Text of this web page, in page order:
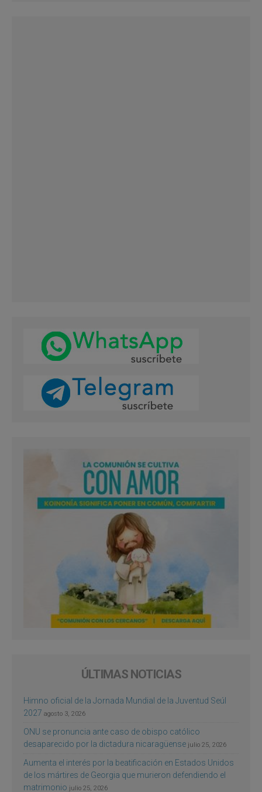
ÚLTIMAS NOTICIAS
Himno oficial de la Jornada Mundial de la Juventud Seúl
2027 agosto 3, 2026
ONU se pronuncia ante caso de obispo católico
desaparecido por la dictadura nicaragüense julio 25, 2026
Aumenta el interés por la beatificación en Estados Unidos
de los mártires de Georgia que murieron defendiendo el
matrimonio julio 25, 2026